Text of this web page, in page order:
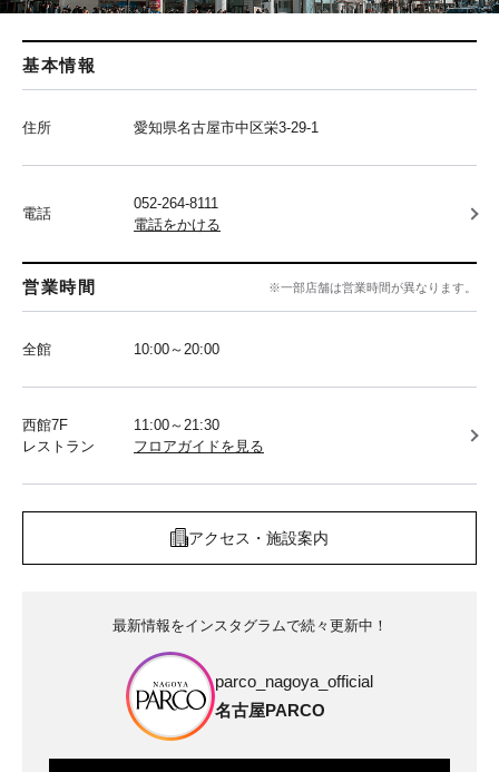
基本情報
住所 愛知県名古屋市中区栄3-29-1
電話
052-264-8111
電話をかける
営業時間 ※一部店舗は営業時間が異なります。
全館 10:00～20:00
西館7F
レストラン
11:00～21:30
フロアガイドを見る
アクセス・施設案内
最新情報をインスタグラムで続々更新中！
parco_nagoya_official
名古屋PARCO